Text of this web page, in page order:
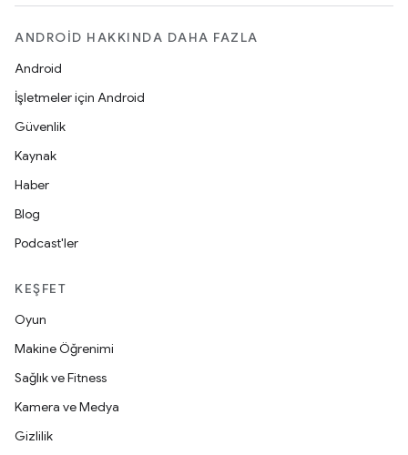
ANDROID HAKKINDA DAHA FAZLA
Android
İşletmeler için Android
Güvenlik
Kaynak
Haber
Blog
Podcast'ler
KEŞFET
Oyun
Makine Öğrenimi
Sağlık ve Fitness
Kamera ve Medya
Gizlilik